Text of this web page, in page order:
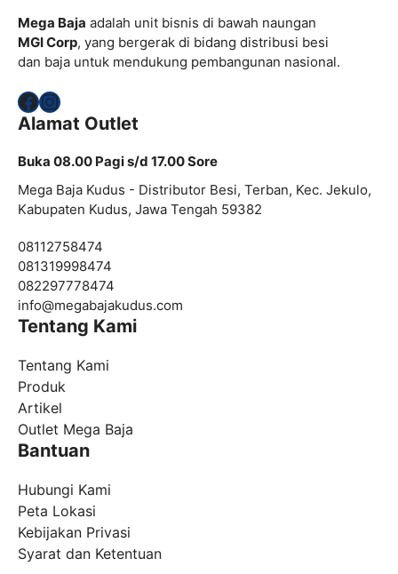
Mega Baja adalah unit bisnis di bawah naungan
MGI Corp, yang bergerak di bidang distribusi besi
dan baja untuk mendukung pembangunan nasional.
Facebook
Instagram
Alamat Outlet
Buka 08.00 Pagi s/d 17.00 Sore
Mega Baja Kudus - Distributor Besi, Terban, Kec. Jekulo,
Kabupaten Kudus, Jawa Tengah 59382
08112758474
081319998474
082297778474
info@megabajakudus.com
Tentang Kami
Tentang Kami
Produk
Artikel
Outlet Mega Baja
Bantuan
Hubungi Kami
Peta Lokasi
Kebijakan Privasi
Syarat dan Ketentuan